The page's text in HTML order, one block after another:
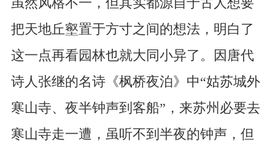
把天地丘壑置于方寸之间的想法，明白了
这一点再看园林也就大同小异了。因唐代
诗人张继的名诗《枫桥夜泊》中“姑苏城外
寒山寺、夜半钟声到客船”，来苏州必要去
寒山寺走一遭，虽听不到半夜的钟声，但